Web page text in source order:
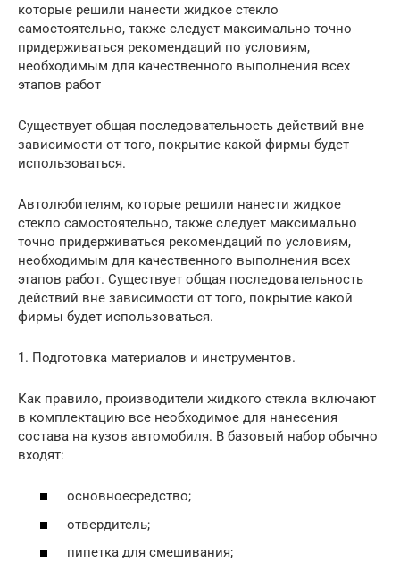
которые решили нанести жидкое стекло
самостоятельно, также следует максимально точно
придерживаться рекомендаций по условиям,
необходимым для качественного выполнения всех
этапов работ
Существует общая последовательность действий вне
зависимости от того, покрытие какой фирмы будет
использоваться.
Автолюбителям, которые решили нанести жидкое
стекло самостоятельно, также следует максимально
точно придерживаться рекомендаций по условиям,
необходимым для качественного выполнения всех
этапов работ. Существует общая последовательность
действий вне зависимости от того, покрытие какой
фирмы будет использоваться.
1. Подготовка материалов и инструментов.
Как правило, производители жидкого стекла включают
в комплектацию все необходимое для нанесения
состава на кузов автомобиля. В базовый набор обычно
входят:
основноесредство;
отвердитель;
пипетка для смешивания;